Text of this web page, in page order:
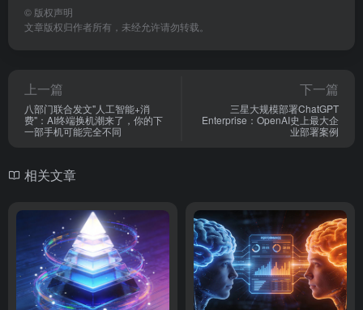
© 版权声明
文章版权归作者所有，未经允许请勿转载。
上一篇
八部门联合发文"人工智能+消
费"：AI终端换机潮来了，你的下
一部手机可能完全不同
下一篇
三星大规模部署ChatGPT
Enterprise：OpenAI史上最大企
业部署案例
相关文章